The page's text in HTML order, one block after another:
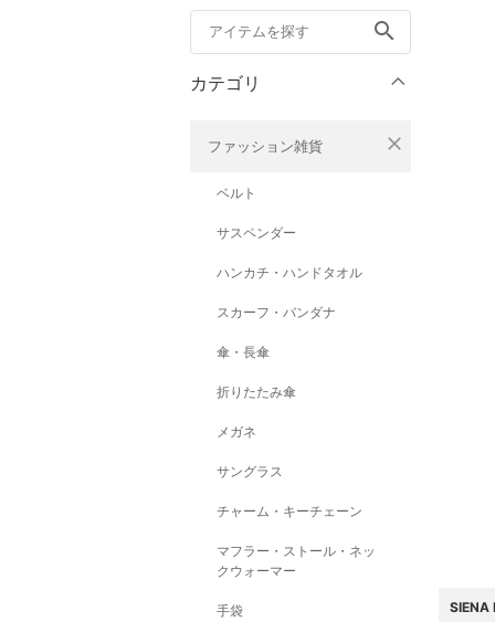
search
カテゴリ
ファッション雑貨 close
ベルト
サスペンダー
ハンカチ・ハンドタオル
スカーフ・バンダナ
傘・長傘
折りたたみ傘
メガネ
サングラス
チャーム・キーチェーン
マフラー・ストール・ネッ
クウォーマー
手袋
SIENA